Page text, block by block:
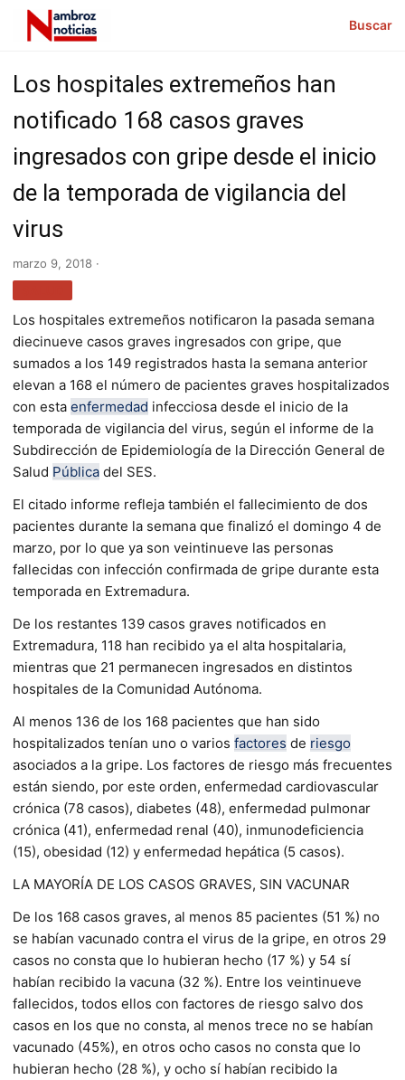
Buscar
Los hospitales extremeños han
notificado 168 casos graves
ingresados con gripe desde el inicio
de la temporada de vigilancia del
virus
marzo 9, 2018 ·
Los hospitales extremeños notificaron la pasada semana
diecinueve casos graves ingresados con gripe, que
sumados a los 149 registrados hasta la semana anterior
elevan a 168 el número de pacientes graves hospitalizados
con esta enfermedad infecciosa desde el inicio de la
temporada de vigilancia del virus, según el informe de la
Subdirección de Epidemiología de la Dirección General de
Salud Pública del SES.
El citado informe refleja también el fallecimiento de dos
pacientes durante la semana que finalizó el domingo 4 de
marzo, por lo que ya son veintinueve las personas
fallecidas con infección confirmada de gripe durante esta
temporada en Extremadura.
De los restantes 139 casos graves notificados en
Extremadura, 118 han recibido ya el alta hospitalaria,
mientras que 21 permanecen ingresados en distintos
hospitales de la Comunidad Autónoma.
Al menos 136 de los 168 pacientes que han sido
hospitalizados tenían uno o varios factores de riesgo
asociados a la gripe. Los factores de riesgo más frecuentes
están siendo, por este orden, enfermedad cardiovascular
crónica (78 casos), diabetes (48), enfermedad pulmonar
crónica (41), enfermedad renal (40), inmunodeficiencia
(15), obesidad (12) y enfermedad hepática (5 casos).
LA MAYORÍA DE LOS CASOS GRAVES, SIN VACUNAR
De los 168 casos graves, al menos 85 pacientes (51 %) no
se habían vacunado contra el virus de la gripe, en otros 29
casos no consta que lo hubieran hecho (17 %) y 54 sí
habían recibido la vacuna (32 %). Entre los veintinueve
fallecidos, todos ellos con factores de riesgo salvo dos
casos en los que no consta, al menos trece no se habían
vacunado (45%), en otros ocho casos no consta que lo
hubieran hecho (28 %), y ocho sí habían recibido la